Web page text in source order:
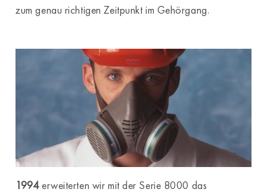
zum genau richtigen Zeitpunkt im Gehörgang.
1994erweiterten wir mit der Serie 8000 das